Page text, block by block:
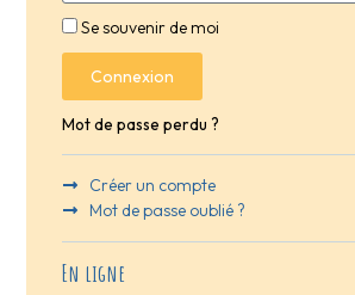
Se souvenir de moi
Connexion
Mot de passe perdu ?
Créer un compte
Mot de passe oublié ?
En ligne